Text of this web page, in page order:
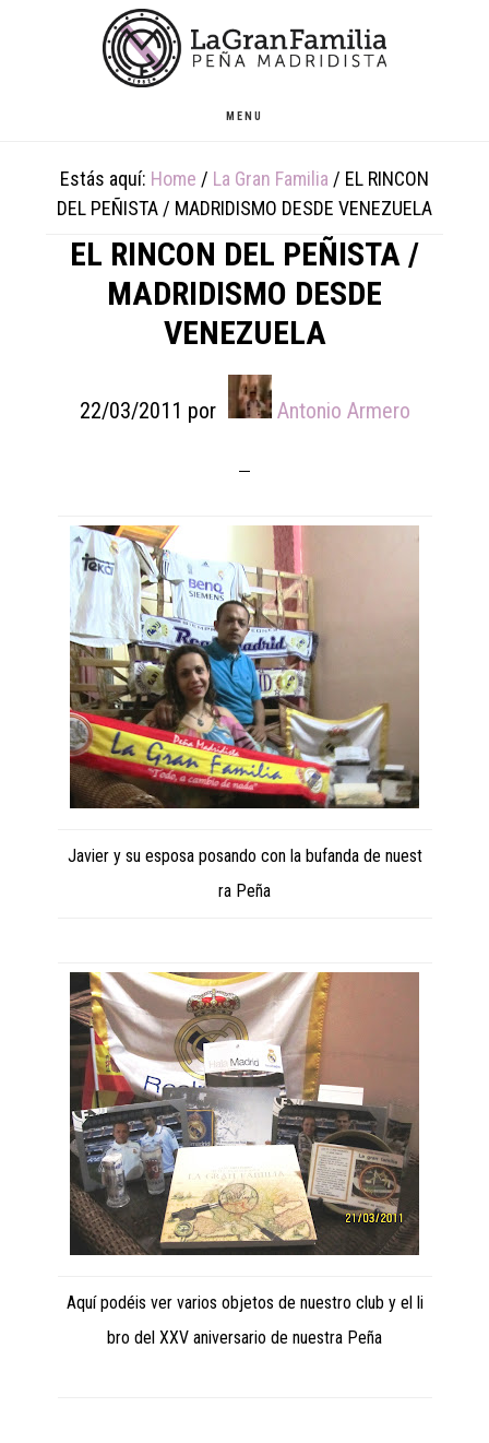
MENU
Estás aquí: Home / La Gran Familia / EL RINCON
DEL PEÑISTA / MADRIDISMO DESDE VENEZUELA
EL RINCON DEL PEÑISTA /
MADRIDISMO DESDE
VENEZUELA
22/03/2011 por Antonio Armero
Javier y su esposa posando con la bufanda de nuest
ra Peña
Aquí podéis ver varios objetos de nuestro club y el li
bro del XXV aniversario de nuestra Peña